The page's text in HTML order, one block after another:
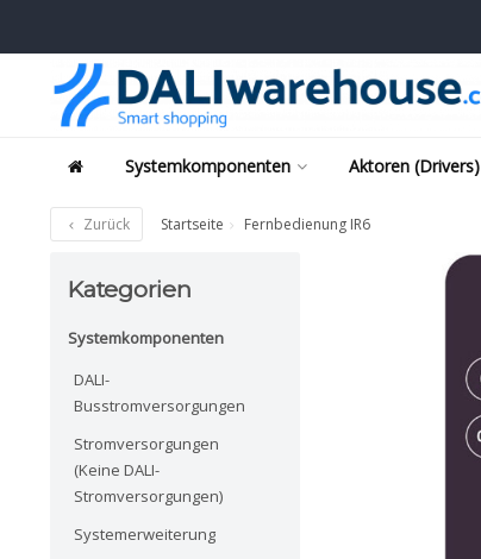
Systemkomponenten Aktoren (Drivers)
Zurück Startseite Fernbedienung IR6
Kategorien
Systemkomponenten
DALI-
Busstromversorgungen
Stromversorgungen
(Keine DALI-
Stromversorgungen)
Systemerweiterung